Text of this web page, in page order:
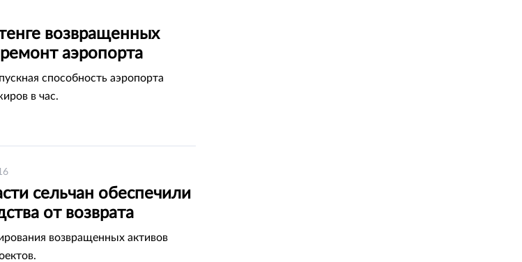
возвращенных
аэропорта
способность аэропорта
в час.
сельчан обеспечили
от возврата
возвращенных активов